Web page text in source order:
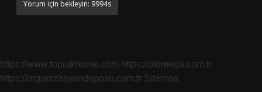
https://www.toprakhome.com https://otomega.com.tr
https://organizasyondeposu.com.tr Sitemap